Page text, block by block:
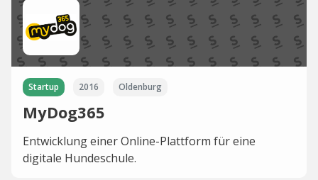
Startup 2016 Oldenburg
MyDog365
Entwicklung einer Online-Plattform für eine
digitale Hundeschule.